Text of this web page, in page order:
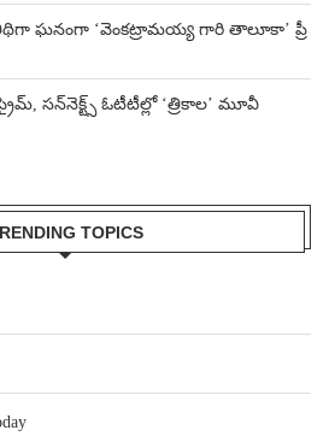
ఘనంగా ‘వెంకట్రామయ్య గారి తాలూకా’ ప్రీ
సన్‌నెక్ట్స్ ఓటీటీల్లో ‘త్రికాల’ మూవీ
TOPICS